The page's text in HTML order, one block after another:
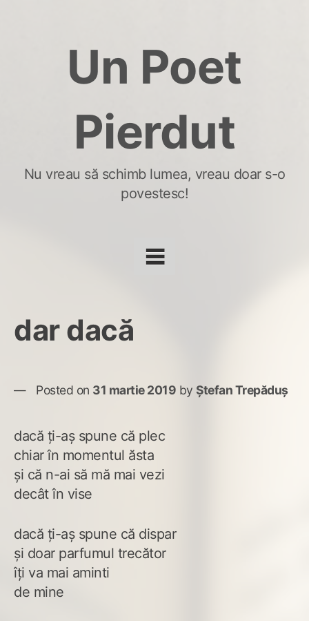
Un Poet
Pierdut
Nu vreau să schimb lumea, vreau doar s-o
povestesc!
dar dacă
Posted on 31 martie 2019 by Ștefan Trepăduș
dacă ți-aș spune că plec
chiar în momentul ăsta
și că n-ai să mă mai vezi
decât în vise
dacă ți-aș spune că dispar
și doar parfumul trecător
îți va mai aminti
de mine